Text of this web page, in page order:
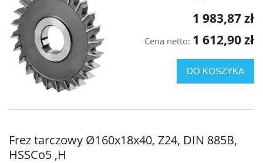
1 983,87 zł
Cena netto: 1 612,90 zł
DO KOSZYKA
Frez tarczowy Ø160x18x40, Z24, DIN 885B,
HSSCo5 ,H